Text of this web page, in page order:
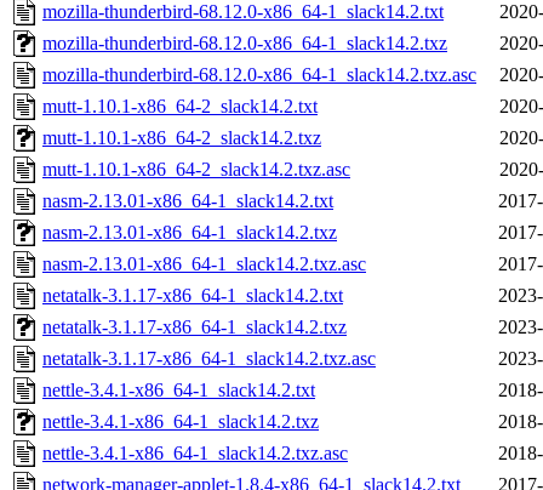
mozilla-thunderbird-68.12.0-x86_64-1_slack14.2.txt
mozilla-thunderbird-68.12.0-x86_64-1_slack14.2.txz
mozilla-thunderbird-68.12.0-x86_64-1_slack14.2.txz.asc
mutt-1.10.1-x86_64-2_slack14.2.txt
mutt-1.10.1-x86_64-2_slack14.2.txz
mutt-1.10.1-x86_64-2_slack14.2.txz.asc
nasm-2.13.01-x86_64-1_slack14.2.txt
nasm-2.13.01-x86_64-1_slack14.2.txz
nasm-2.13.01-x86_64-1_slack14.2.txz.asc
netatalk-3.1.17-x86_64-1_slack14.2.txt
netatalk-3.1.17-x86_64-1_slack14.2.txz
netatalk-3.1.17-x86_64-1_slack14.2.txz.asc
nettle-3.4.1-x86_64-1_slack14.2.txt
nettle-3.4.1-x86_64-1_slack14.2.txz
nettle-3.4.1-x86_64-1_slack14.2.txz.asc
network-manager-applet-1.8.4-x86_64-1_slack14.2.txt